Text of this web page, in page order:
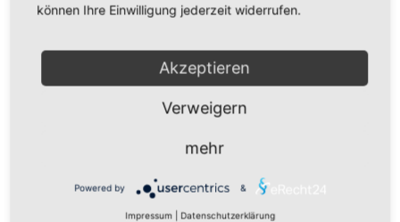
können Ihre Einwilligung jederzeit widerrufen.
Akzeptieren
Verweigern
mehr
Powered by &
Impressum Datenschutzerklärung